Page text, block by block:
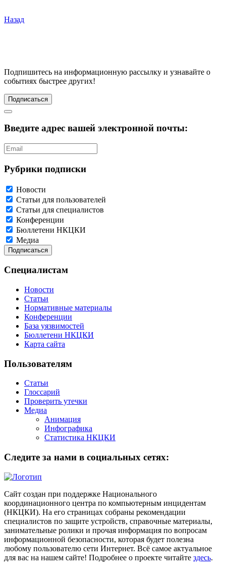
Назад
Подпишитесь на информационную рассылку и узнавайте о
событиях быстрее других!
Подписаться
Введите адрес вашей электронной почты:
Рубрики подписки
Новости
Статьи для пользователей
Статьи для специалистов
Конференции
Бюллетени НКЦКИ
Медиа
Специалистам
Новости
Статьи
Нормативные материалы
Конференции
База уязвимостей
Бюллетени НКЦКИ
Карта сайта
Пользователям
Статьи
Глоссарий
Проверить утечки
Медиа
Анимация
Инфографика
Статистика НКЦКИ
Следите за нами в социальных сетях:
Сайт создан при поддержке Национального
координационного центра по компьютерным инцидентам
(НКЦКИ). На его страницах собраны рекомендации
специалистов по защите устройств, справочные материалы,
занимательные ролики и прочая информация по вопросам
информационной безопасности, которая будет полезна
любому пользователю сети Интернет. Всё самое актуальное
для вас на нашем сайте! Подробнее о проекте читайте здесь.